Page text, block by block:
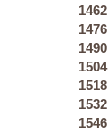
1462
1476
1490
1504
1518
1532
1546